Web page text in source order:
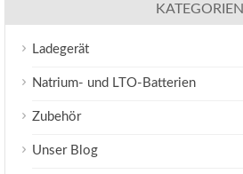
KATEGORIEN
Ladegerät
Natrium- und LTO-Batterien
Zubehör
Unser Blog